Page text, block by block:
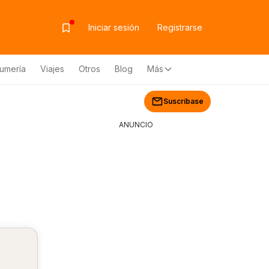
Iniciar sesión Registrarse
Viajes Otros Blog Más
Suscríbase
ANUNCIO